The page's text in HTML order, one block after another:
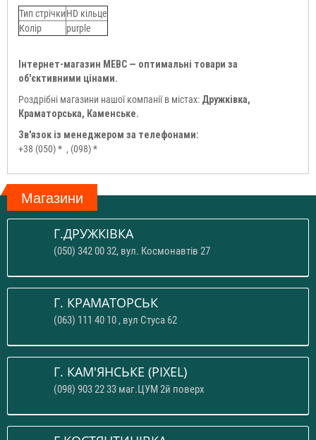
Тип стрічкиHD кільце
Колір
purple
Інтернет-магазин МЕВС — оптимальні товари за
об'єктивними цінами.
Роздрібні магазини нашої компанії в містах: Дружківка,
Краматорська, Каменське.
Зв'язок із менеджером за телефонами:
+38 (050) * , (098) *
Магазини
Г.ДРУЖКІВКА
(050) 342 00 32, вул. Космонавтів 27
Г. КРАМАТОРСЬК
(063) 111 40 10 , вул Стуса 62
Г. КАМ'ЯНСЬКЕ (PIXEL)
(098) 903 22 33 маг.ЦУМ 2й поверх